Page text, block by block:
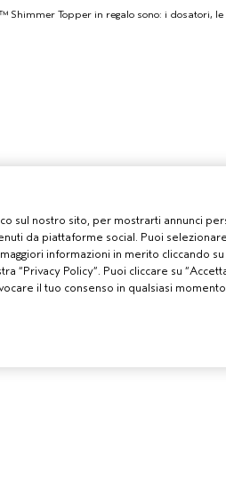
Shimmer Topper in regalo sono: i
sul nostro sito, per mostrarti annunci
da piattaforme social. Puoi
informazioni in merito cliccando su
“Privacy Policy”. Puoi cliccare su
il tuo consenso in qualsiasi